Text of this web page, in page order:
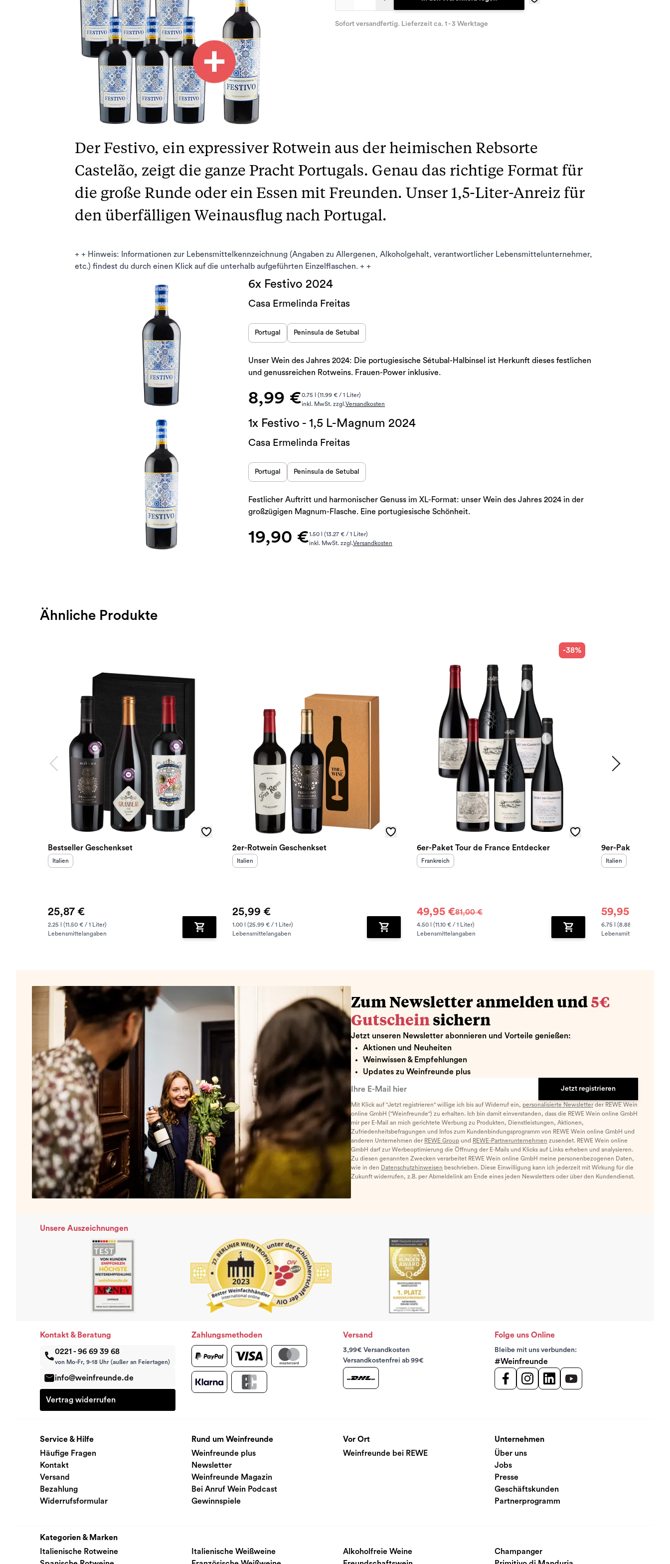
Sofort versandfertig. Lieferzeit ca. 1 - 3 Werktage
Der Festivo, ein expressiver Rotwein aus der heimischen Rebsorte
Castelão, zeigt die ganze Pracht Portugals. Genau das richtige Format für
die große Runde oder ein Essen mit Freunden. Unser 1,5-Liter-Anreiz für
den überfälligen Weinausflug nach Portugal.
+ + Hinweis: Informationen zur Lebensmittelkennzeichnung (Angaben zu Allergenen, Alkoholgehalt, verantwortlicher Lebensmittelunternehmer,
etc.) findest du durch einen Klick auf die unterhalb aufgeführten Einzelflaschen. + +
6x Festivo 2024
Casa Ermelinda Freitas
Portugal Peninsula de Setubal
Unser Wein des Jahres 2024: Die portugiesische Sétubal-Halbinsel ist Herkunft dieses festlichen
und genussreichen Rotweins. Frauen-Power inklusive.
8,99 €0.75 l (11.99 € / 1 Liter)
inkl. MwSt. zzgl.Versandkosten
1x Festivo - 1,5 L-Magnum 2024
Casa Ermelinda Freitas
Portugal Peninsula de Setubal
Festlicher Auftritt und harmonischer Genuss im XL-Format: unser Wein des Jahres 2024 in der
großzügigen Magnum-Flasche. Eine portugiesische Schönheit.
19,90 €1.50 l (13.27 € / 1 Liter)
inkl. MwSt. zzgl.Versandkosten
Ähnliche Produkte
Bestseller Geschenkset
Herkunftsland
Italien
25,87 €
2.25 l (11.50 € / 1 Liter)
Lebensmittelangaben
Zum Warenkorb hinzufügen
2er-Rotwein Geschenkset
Herkunftsland
Italien
25,99 €
1.00 l (25.99 € / 1 Liter)
Lebensmittelangaben
Zum Warenkorb hinzufügen
-38%
6er-Paket Tour de France Entdecker
Herkunftsland
Frankreich
49,95 €81,00 €
4.50 l (11.10 € / 1 Liter)
Lebensmittelangaben
Zum Warenkorb hinzufügen
9er-Paket
Herkunftsland
Italien
59,95 €
6.75 l (8.88 € / 1 Liter)
Lebensmittelangaben
Zum Newsletter anmelden und 5€
Gutschein sichern
Jetzt unseren Newsletter abonnieren und Vorteile genießen:
Aktionen und Neuheiten
Weinwissen & Empfehlungen
Updates zu Weinfreunde plus
Jetzt registrieren
Mit Klick auf "Jetzt registrieren" willige ich bis auf Widerruf ein, personalisierte Newsletterder REWE Wein
online GmbH ("Weinfreunde") zu erhalten. Ich bin damit einverstanden, dass die REWE Wein online GmbH
mir per E-Mail an mich gerichtete Werbung zu Produkten, Dienstleistungen, Aktionen,
Zufriedenheitsbefragungen und Infos zum Kundenbindungsprogramm von REWE Wein online GmbH und
anderen Unternehmen der REWE Group und REWE-Partnerunternehmen zusendet. REWE Wein online
GmbH darf zur Werbeoptimierung die Öffnung der E-Mails und Klicks auf Links erheben und analysieren.
Zu diesen genannten Zwecken verarbeitet REWE Wein online GmbH meine personenbezogenen Daten,
wie in den Datenschutzhinweisen beschrieben. Diese Einwilligung kann ich jederzeit mit Wirkung für die
Zukunft widerrufen, z.B. per Abmeldelink am Ende eines jeden Newsletters oder über den Kundendienst.
Unsere Auszeichnungen
Kontakt & Beratung
0221 - 96 69 39 68
von Mo-Fr, 9-18 Uhr (außer an Feiertagen)
info@weinfreunde.de
Vertrag widerrufen
Zahlungsmethoden Versand
3,99€ Versandkosten
Versandkostenfrei ab 99€
Folge uns Online
Bleibe mit uns verbunden:
#Weinfreunde
Service & Hilfe
Häufige Fragen
Kontakt
Versand
Bezahlung
Widerrufsformular
Rund um Weinfreunde
Weinfreunde plus
Newsletter
Weinfreunde Magazin
Bei Anruf Wein Podcast
Gewinnspiele
Vor Ort
Weinfreunde bei REWE
Unternehmen
Über uns
Jobs
Presse
Geschäftskunden
Partnerprogramm
Kategorien & Marken
Italienische Rotweine
Italienische Weißweine
Alkoholfreie Weine
Champanger